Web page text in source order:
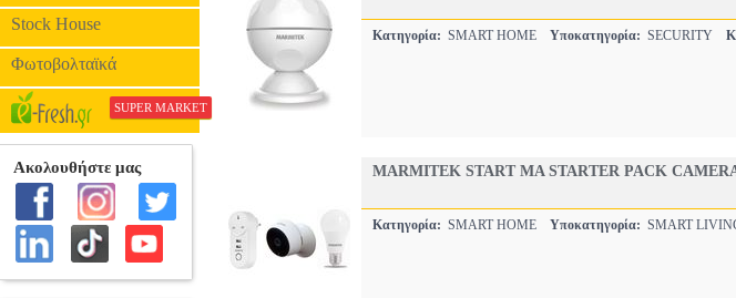
Stock House
Φωτοβολταϊκά
SUPER MARKET
Κατηγορία: SMART HOME Υποκατηγορία: SECURITY
MARMITEK START MA STARTER PACK
Κατηγορία: SMART HOME Υποκατηγορία: SMART